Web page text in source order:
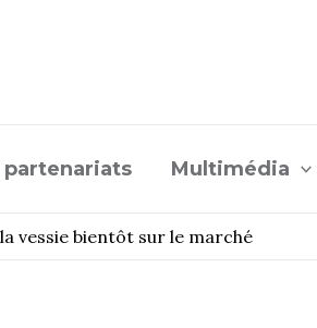
Multimédia
vessie bientôt sur le marché